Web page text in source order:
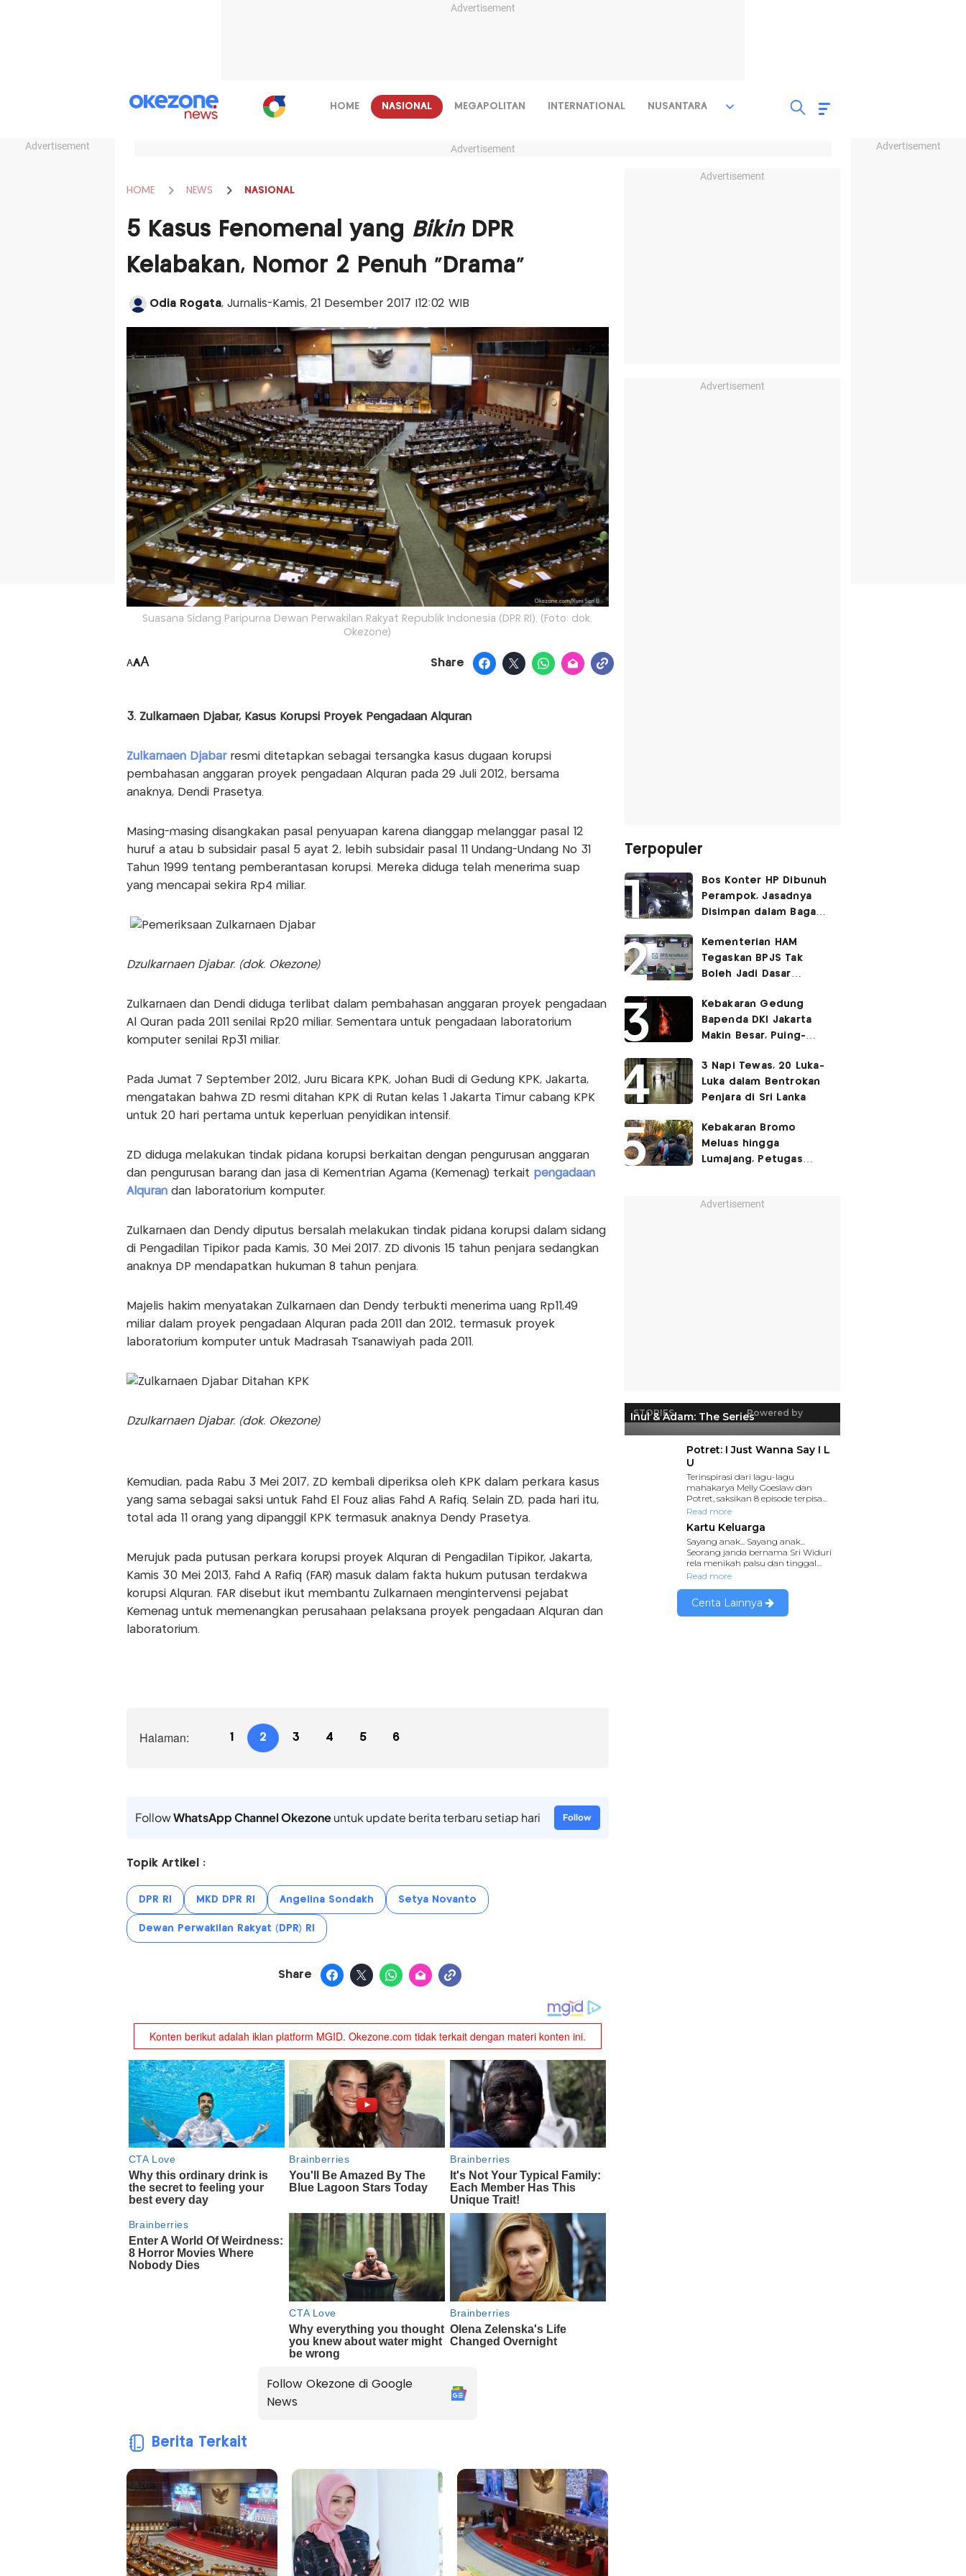
Advertisement
Advertisement Advertisement
HOME NASIONAL MEGAPOLITAN INTERNATIONAL NUSANTARA
Advertisement
HOME NEWS NASIONAL
5 Kasus Fenomenal yang BikinDPR
Kelabakan, Nomor 2 Penuh "Drama"
Odia Rogata, Jurnalis-Kamis, 21 Desember 2017 |12:02 WIB
Suasana Sidang Paripurna Dewan Perwakilan Rakyat Republik Indonesia (DPR RI). (Foto: dok.
Okezone)
AAA Share
3. Zulkarnaen Djabar, Kasus Korupsi Proyek Pengadaan Alquran
Zulkarnaen Djabar resmi ditetapkan sebagai tersangka kasus dugaan korupsi
pembahasan anggaran proyek pengadaan Alquran pada 29 Juli 2012, bersama
anaknya, Dendi Prasetya.
Masing-masing disangkakan pasal penyuapan karena dianggap melanggar pasal 12
huruf a atau b subsidair pasal 5 ayat 2, lebih subsidair pasal 11 Undang-Undang No 31
Tahun 1999 tentang pemberantasan korupsi. Mereka diduga telah menerima suap
yang mencapai sekira Rp4 miliar.
Dzulkarnaen Djabar. (dok. Okezone)
Zulkarnaen dan Dendi diduga terlibat dalam pembahasan anggaran proyek pengadaan
Al Quran pada 2011 senilai Rp20 miliar. Sementara untuk pengadaan laboratorium
komputer senilai Rp31 miliar.
Pada Jumat 7 September 2012, Juru Bicara KPK, Johan Budi di Gedung KPK, Jakarta,
mengatakan bahwa ZD resmi ditahan KPK di Rutan kelas 1 Jakarta Timur cabang KPK
untuk 20 hari pertama untuk keperluan penyidikan intensif.
ZD diduga melakukan tindak pidana korupsi berkaitan dengan pengurusan anggaran
dan pengurusan barang dan jasa di Kementrian Agama (Kemenag) terkait pengadaan
Alqurandan laboratorium komputer.
Zulkarnaen dan Dendy diputus bersalah melakukan tindak pidana korupsi dalam sidang
di Pengadilan Tipikor pada Kamis, 30 Mei 2017. ZD divonis 15 tahun penjara sedangkan
anaknya DP mendapatkan hukuman 8 tahun penjara.
Majelis hakim menyatakan Zulkarnaen dan Dendy terbukti menerima uang Rp11,49
miliar dalam proyek pengadaan Alquran pada 2011 dan 2012, termasuk proyek
laboratorium komputer untuk Madrasah Tsanawiyah pada 2011.
Dzulkarnaen Djabar. (dok. Okezone)
Kemudian, pada Rabu 3 Mei 2017, ZD kembali diperiksa oleh KPK dalam perkara kasus
yang sama sebagai saksi untuk Fahd El Fouz alias Fahd A Rafiq. Selain ZD, pada hari itu,
total ada 11 orang yang dipanggil KPK termasuk anaknya Dendy Prasetya.
Merujuk pada putusan perkara korupsi proyek Alquran di Pengadilan Tipikor, Jakarta,
Kamis 30 Mei 2013, Fahd A Rafiq (FAR) masuk dalam fakta hukum putusan terdakwa
korupsi Alquran. FAR disebut ikut membantu Zulkarnaen mengintervensi pejabat
Kemenag untuk memenangkan perusahaan pelaksana proyek pengadaan Alquran dan
laboratorium.
Halaman: 1 2 3 4 5 6
FollowWhatsApp Channel Okezoneuntuk update berita terbaru setiap hari Follow
Topik Artikel :
DPR RI MKD DPR RI Angelina Sondakh Setya Novanto
Dewan Perwakilan Rakyat (DPR) RI
Share
Follow Okezone di Google
News
Berita Terkait
Advertisement
Advertisement
Terpopuler
Bos Konter HP Dibunuh
Perampok, Jasadnya
Disimpan dalam Bagasi
Kementerian HAM
Tegaskan BPJS Tak
Boleh Jadi Dasar
Layanan Kesehatan
Kebakaran Gedung
Bapenda DKI Jakarta
Makin Besar, Puing-
3 Napi Tewas, 20 Luka-
Luka dalam Bentrokan
Penjara di Sri Lanka
Kebakaran Bromo
Meluas hingga
Lumajang, Petugas
Advertisement